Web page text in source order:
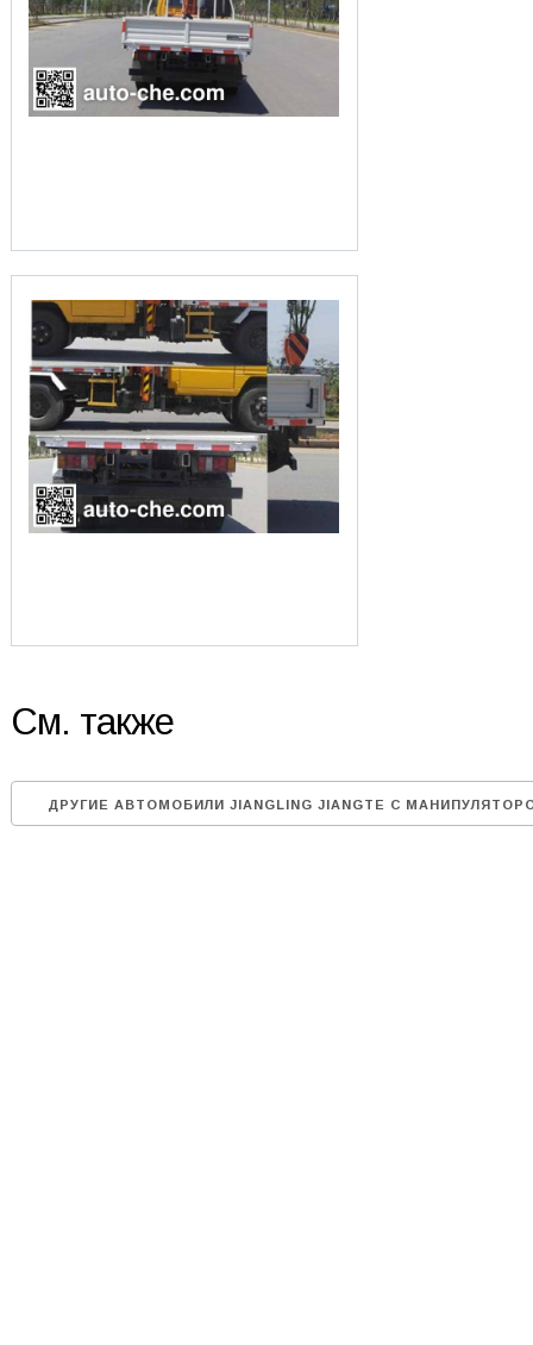
См. также
ДРУГИЕ АВТОМОБИЛИ JIANGLING JIANGTE С